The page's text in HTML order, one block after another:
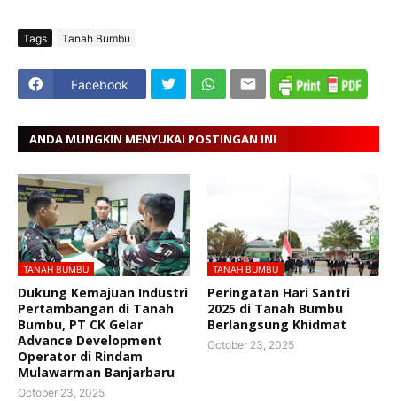
Tags Tanah Bumbu
Facebook
ANDA MUNGKIN MENYUKAI POSTINGAN INI
TANAH BUMBU
Dukung Kemajuan Industri
Pertambangan di Tanah
Bumbu, PT CK Gelar
Advance Development
Operator di Rindam
Mulawarman Banjarbaru
October 23, 2025
TANAH BUMBU
Peringatan Hari Santri
2025 di Tanah Bumbu
Berlangsung Khidmat
October 23, 2025